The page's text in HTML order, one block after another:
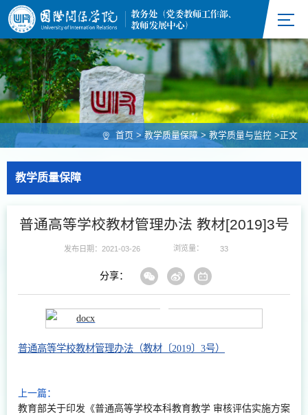
首页 > 教学质量保障 > 教学质量与监控 >正文
教学质量保障
普通高等学校教材管理办法 教材[2019]3号
发布日期：2021-03-26 浏览量： 33
分享：
普通高等学校教材管理办法（教材〔2019〕3号）
上一篇：
教育部关于印发《普通高等学校本科教育教学 审核评估实施方案